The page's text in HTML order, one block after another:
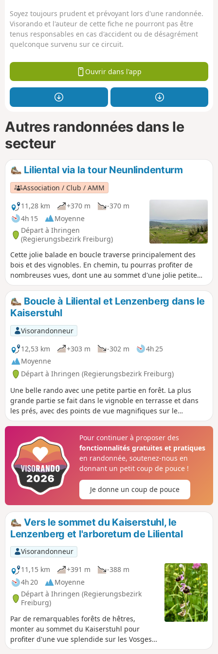
Soyez toujours prudent et prévoyant lors d'une randonnée.
Visorando et l'auteur de cette fiche ne pourront pas être
tenus responsables en cas d'accident ou de désagrément
quelconque survenu sur ce circuit.
Ouvrir dans l'app
Autres randonnées dans le
secteur
Liliental via la tour Neunlindenturm
Association / Club / AMM
11,28 km
+370 m
-370 m
4h 15
Moyenne
Départ à Ihringen
(Regierungsbezirk Freiburg)
Cette jolie balade en boucle traverse principalement des
bois et des vignobles. En chemin, tu pourras profiter de
nombreuses vues, dont une au sommet d'une jolie petite
tour. Au printemps, c'est un endroit sympa pour cueillir de
l'ail des ours.
Boucle à Liliental et Lenzenberg dans le
Kaiserstuhl
Visorandonneur
12,53 km
+303 m -302 m
4h 25
Moyenne
Départ à Ihringen (Regierungsbezirk Freiburg)
Une belle rando avec une petite partie en forêt. La plus
grande partie se fait dans le vignoble en terrasse et dans
les prés, avec des points de vue magnifiques sur le
Kaiserstuhl.Le plus : deux restaurants sur le trajet, l’un au
qui vaut le détour : belle terrasse et une vue sur la plaine,
la Forêt Noire et les Vosges.
Pour continuer à proposer des
fonctionnalités gratuites et pratiques
en randonnée, soutenez-nous en
donnant un petit coup de pouce !
Je donne un coup de pouce
Vers le sommet du Kaiserstuhl, le
Lenzenberg et l'arboretum de Liliental
Visorandonneur
11,15 km
+391 m
-388 m
4h 20
Moyenne
Départ à Ihringen (Regierungsbezirk
Freiburg)
Par de remarquables forêts de hêtres,
monter au sommet du Kaiserstuhl pour
profiter d'une vue splendide sur les Vosges
et la Forêt Noire. Redescendre vers le